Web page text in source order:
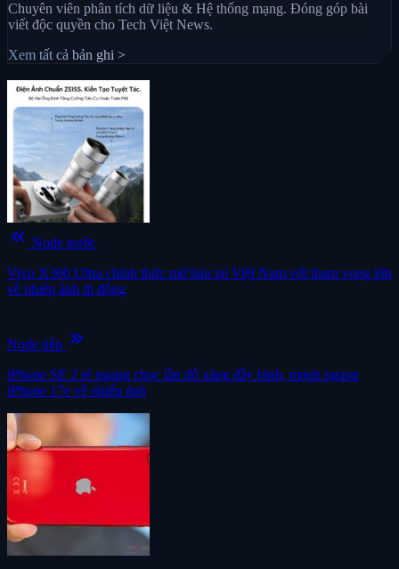
Chuyên viên phân tích dữ liệu & Hệ thống mạng. Đóng góp bài
viết độc quyền cho Tech Việt News.
Xem tất cả bản ghi >
keyboard_double_arrow_left Node trước
Vivo X300 Ultra chính thức mở bán tại Việt Nam với tham vọng lớn
về nhiếp ảnh di động
Node tiếp keyboard_double_arrow_right
iPhone SE 2 rẻ ngang chục lần đổ xăng đầy bình, mạnh ngang
iPhone 17e về nhiếp ảnh